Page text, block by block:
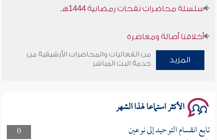
سلسلة محاضرات نفحات رمضانية 1444هـ
أخلاقنا أصالة ومعاصرة
وأمنهم من خوف 9
المزيد
من الفعاليات والمحاضرات الأرشيفية من
خدمة البث المباشر
الأكثر استماعا لهذا الشهر
0 تابع انقسام التوحيد إلى نوعين